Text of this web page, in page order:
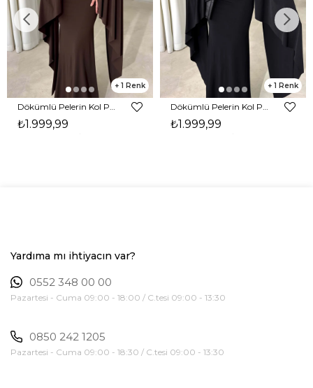
1
Dökümlü Pelerin Kol Pencere Detaylı Maxi Kahverengi Arlev Kadın Elbise 26Y511
₺1.999,99
1
Dökümlü Pelerin Kol Pencere Detaylı Maxi Siyah Arlev Kadın Elbise 26Y511
₺1.999,99
Yardıma mı ihtiyacın var?
0552 348 00 00
Pazartesi - Cuma 09:00 - 18:00 / C.tesi 09:00 - 13:30
0850 242 1205
Pazartesi - Cuma 09:00 - 18:30 / C.tesi 09:00 - 13:30